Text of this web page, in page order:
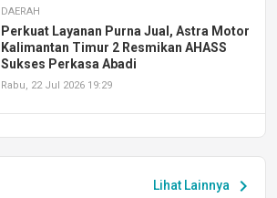
DAERAH
Perkuat Layanan Purna Jual, Astra Motor
Kalimantan Timur 2 Resmikan AHASS
Sukses Perkasa Abadi
Rabu, 22 Jul 2026 19:29
Peluang Kerja dan MagangLihat Lainnya chevron_right